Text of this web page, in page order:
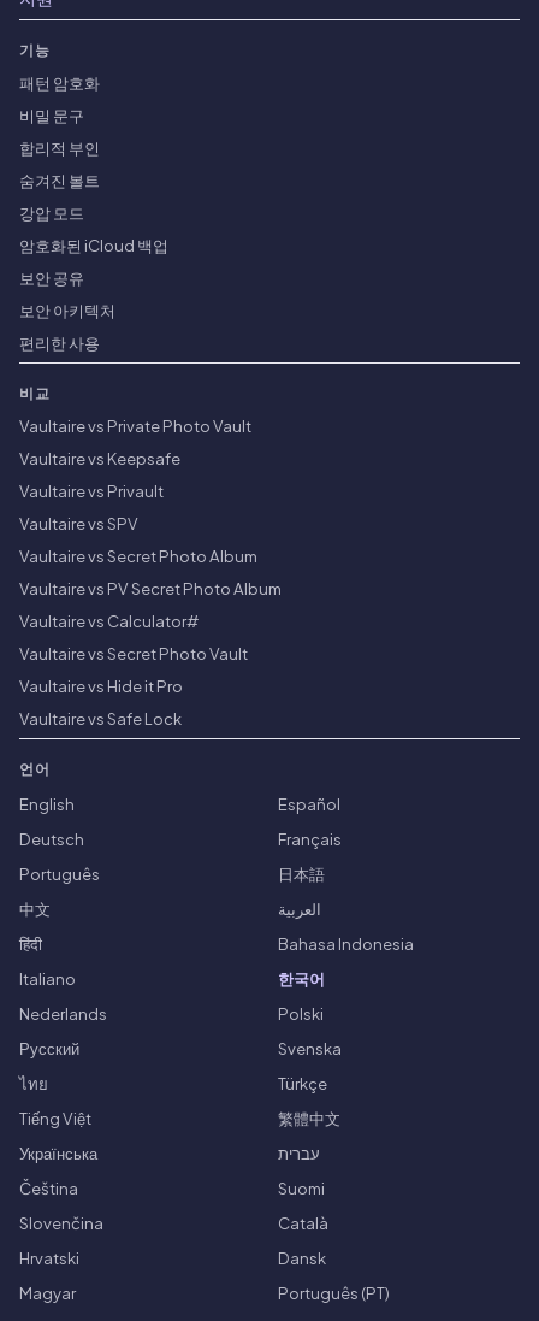
기능
패턴 암호화
비밀 문구
합리적 부인
숨겨진 볼트
강압 모드
암호화된 iCloud 백업
보안 공유
보안 아키텍처
편리한 사용
비교
Vaultaire vs Private Photo Vault
Vaultaire vs Keepsafe
Vaultaire vs Privault
Vaultaire vs SPV
Vaultaire vs Secret Photo Album
Vaultaire vs PV Secret Photo Album
Vaultaire vs Calculator#
Vaultaire vs Secret Photo Vault
Vaultaire vs Hide it Pro
Vaultaire vs Safe Lock
언어
English
Español
Deutsch
Français
Português
日本語
中文
العربية
हिंदी
Bahasa Indonesia
Italiano
한국어
Nederlands
Polski
Русский
Svenska
ไทย
Türkçe
Tiếng Việt
繁體中文
Українська
עברית
Čeština
Suomi
Slovenčina
Català
Hrvatski
Dansk
Magyar
Português (PT)